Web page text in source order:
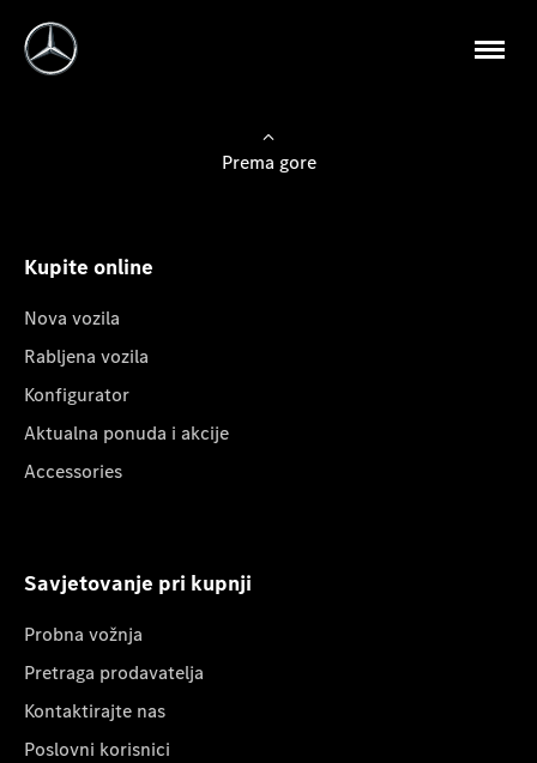
Prema gore
Kupite online
Nova vozila
Rabljena vozila
Konfigurator
Aktualna ponuda i akcije
Accessories
Savjetovanje pri kupnji
Probna vožnja
Pretraga prodavatelja
Kontaktirajte nas
Poslovni korisnici